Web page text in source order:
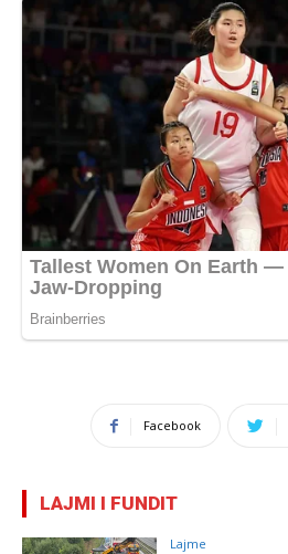
Facebook
LAJMI I FUNDIT
Lajme